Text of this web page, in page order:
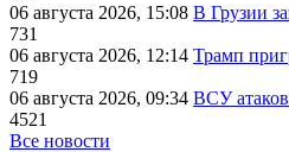
06 августа 2026, 15:08 В Грузии
731
06 августа 2026, 12:14 Трамп
719
06 августа 2026, 09:34 ВСУ
4521
Все новости